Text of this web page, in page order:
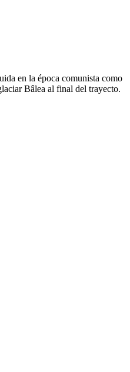
en la época comunista como
Bâlea al final del trayecto.